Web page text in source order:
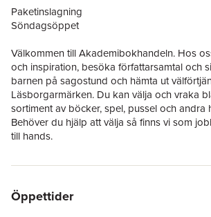
Paketinslagning
Söndagsöppet
Välkommen till Akademibokhandeln. Hos
och inspiration, besöka författarsamtal och
barnen på sagostund och hämta ut
Läsborgarmärken. Du kan välja och vraka
sortiment av böcker, spel, pussel och andra
Behöver du hjälp att välja så finns vi som
till hands.
Öppettider